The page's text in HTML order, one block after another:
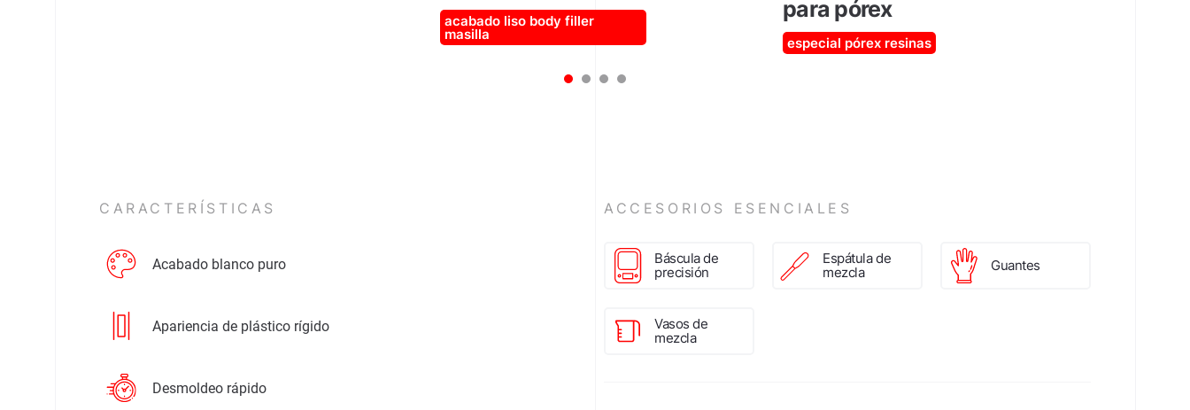
acabado liso body filler
masilla
para pórex
especial pórex resinas
CARACTERÍSTICAS
Acabado blanco puro
Apariencia de plástico rígido
Desmoldeo rápido
ACCESORIOS ESENCIALES
Báscula de
precisión
Espátula de
mezcla
Guantes
Vasos de
mezcla